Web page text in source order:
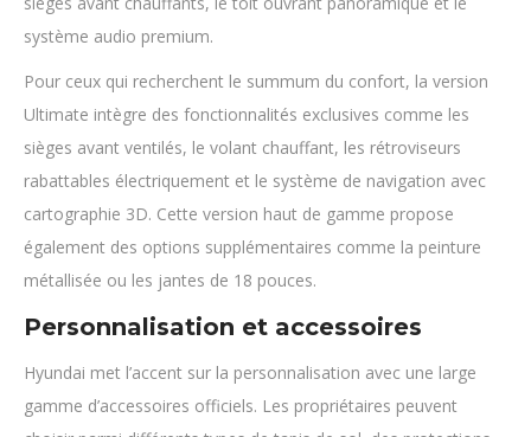
système audio premium.
Pour ceux qui recherchent le summum du confort, la version
Ultimate intègre des fonctionnalités exclusives comme les
sièges avant ventilés, le volant chauffant, les rétroviseurs
rabattables électriquement et le système de navigation avec
cartographie 3D. Cette version haut de gamme propose
également des options supplémentaires comme la peinture
métallisée ou les jantes de 18 pouces.
Personnalisation et accessoires
Hyundai met l’accent sur la personnalisation avec une large
gamme d’accessoires officiels. Les propriétaires peuvent